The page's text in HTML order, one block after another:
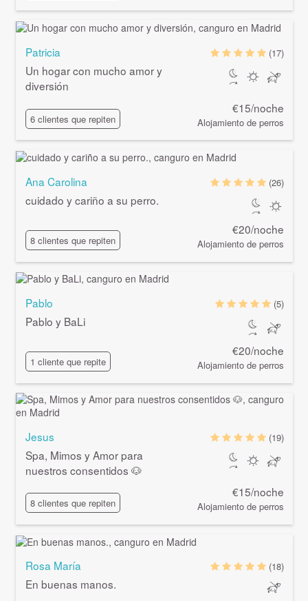
Patricia
Un hogar con mucho amor y
diversión
6 clientes que repiten
(17)
€15/noche
Alojamiento de perros
Ana Carolina
cuidado y cariño a su perro.
8 clientes que repiten
(26)
€20/noche
Alojamiento de perros
Pablo
Pablo y BaLi
1 cliente que repite
(5)
€20/noche
Alojamiento de perros
Jesus
Spa, Mimos y Amor para
nuestros consentidos 🐶
8 clientes que repiten
(19)
€15/noche
Alojamiento de perros
Rosa María
En buenas manos.
(18)